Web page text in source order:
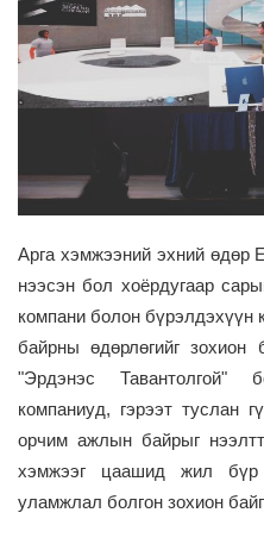
Арга хэмжээний эхний өдөр
нээсэн бол хоёрдугаар
компани болон бүрэлдэхүүн
байрны өдөрлөгийг зохион
"Эрдэнэс Тавантолгой"
компаниуд, гэрээт туслан
орчим ажлын байрыг
хэмжээг цаашид жил бүр
уламжлал болгон зохион